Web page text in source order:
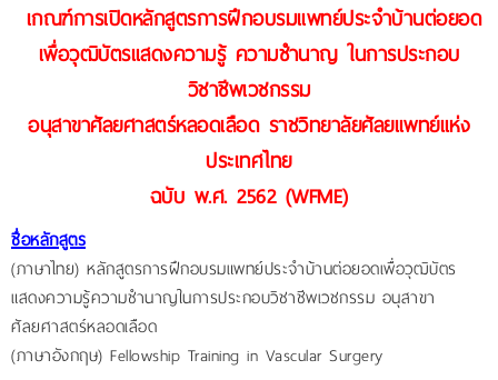
เกณฑ์การเปิดหลักสูตรการฝึกอบรมแพทย์ประจำบ้านต่อยอด
เพื่อวุฒิบัตรแสดงความรู้ ความชำนาญ ในการประกอบ
วิชาชีพเวชกรรม
อนุสาขาศัลยศาสตร์หลอดเลือด ราชวิทยาลัยศัลยแพทย์แห่ง
ประเทศไทย
ฉบับ พ.ศ. 2562 (WFME)
ชื่อหลักสูตร
(ภาษาไทย) หลักสูตรการฝึกอบรมแพทย์ประจำบ้านต่อยอดเพื่อวุฒิบัตร
แสดงความรู้ความชำนาญในการประกอบวิชาชีพเวชกรรม อนุสาขา
ศัลยศาสตร์หลอดเลือด
(ภาษาอังกฤษ) Fellowship Training in Vascular Surgery